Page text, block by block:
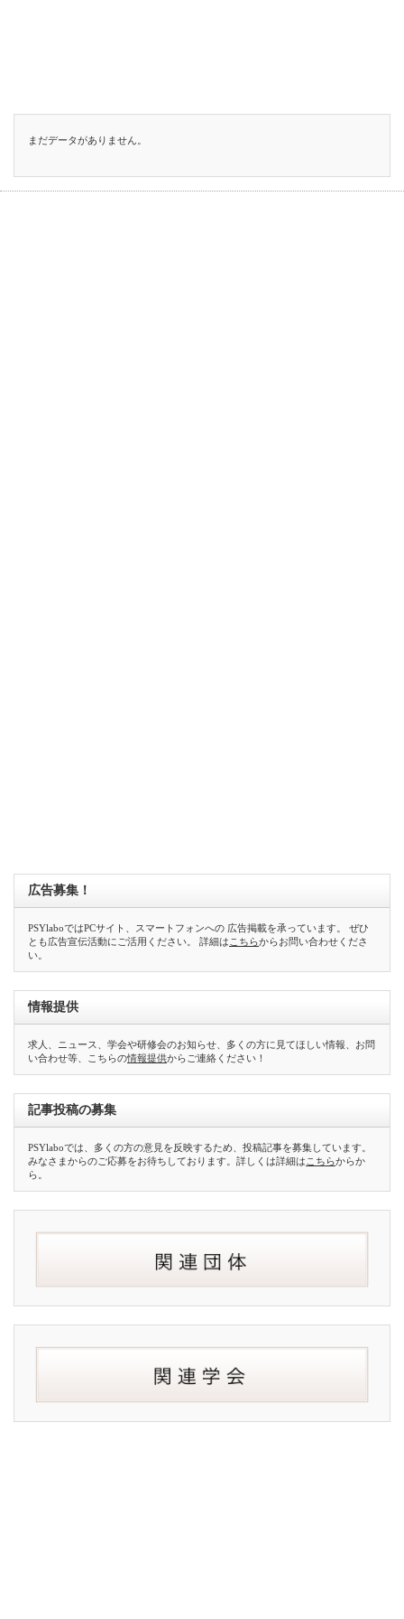
まだデータがありません。
広告募集！
PSYlaboではPCサイト、スマートフォンへの 広告掲載を承っています。 ぜひ
とも広告宣伝活動にご活用ください。 詳細は こちらからお問い合わせくださ
い。
情報提供
求人、ニュース、学会や研修会のお知らせ、多くの方に見てほしい情報、お問
い合わせ等、こちらの情報提供からご連絡ください！
記事投稿の募集
PSYlaboでは、多くの方の意見を反映するため、投稿記事を募集しています。
みなさまからのご応募をお待ちしております。詳しくは詳細は こちらからか
ら。